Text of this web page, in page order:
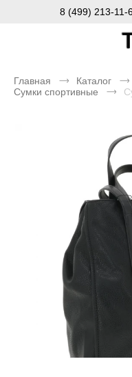
8 (499) 213-11-
Главная Каталог
Сумки спортивные